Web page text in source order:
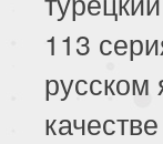
113
русском